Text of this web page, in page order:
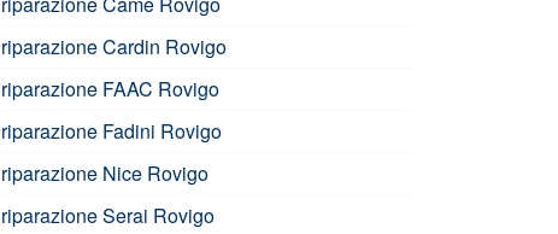
riparazione Cardin Rovigo
riparazione FAAC Rovigo
riparazione Fadini Rovigo
riparazione Nice Rovigo
riparazione Serai Rovigo